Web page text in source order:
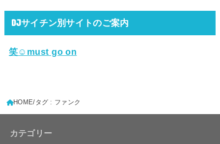
DJサイチン別サイトのご案内
笑☺must go on
HOME タグ : ファンク
カテゴリー